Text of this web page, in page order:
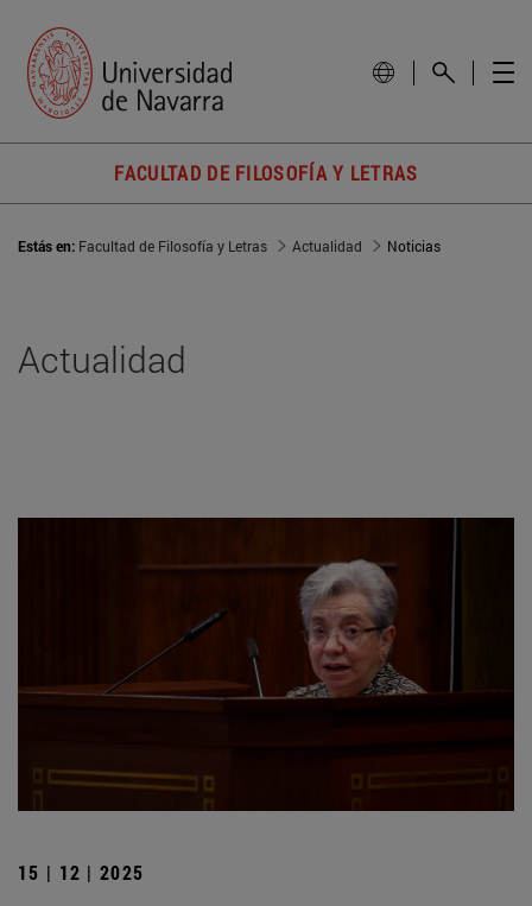
FACULTAD DE FILOSOFÍA Y LETRAS
Estás en: Facultad de Filosofía y Letras Actualidad Noticias
Actualidad
15 | 12 | 2025